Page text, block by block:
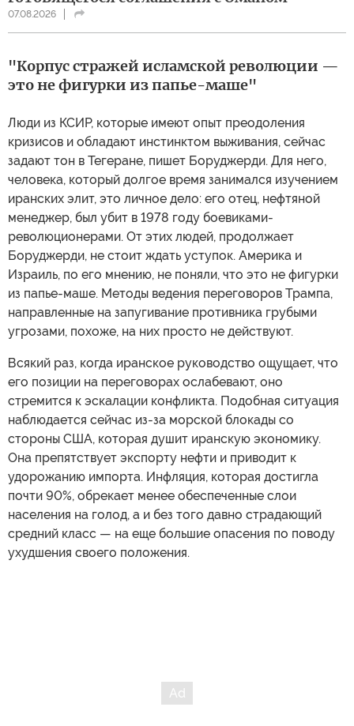
07.08.2026
"Корпус стражей исламской революции —
это не фигурки из папье-маше"
Люди из КСИР, которые имеют опыт преодоления
кризисов и обладают инстинктом выживания, сейчас
задают тон в Тегеране, пишет Боруджерди. Для него,
человека, который долгое время занимался изучением
иранских элит, это личное дело: его отец, нефтяной
менеджер, был убит в 1978 году боевиками-
революционерами. От этих людей, продолжает
Боруджерди, не стоит ждать уступок. Америка и
Израиль, по его мнению, не поняли, что это не фигурки
из папье-маше. Методы ведения переговоров Трампа,
направленные на запугивание противника грубыми
угрозами, похоже, на них просто не действуют.
Всякий раз, когда иранское руководство ощущает, что
его позиции на переговорах ослабевают, оно
стремится к эскалации конфликта. Подобная ситуация
наблюдается сейчас из-за морской блокады со
стороны США, которая душит иранскую экономику.
Она препятствует экспорту нефти и приводит к
удорожанию импорта. Инфляция, которая достигла
почти 90%, обрекает менее обеспеченные слои
населения на голод, а и без того давно страдающий
средний класс — на еще большие опасения по поводу
ухудшения своего положения.